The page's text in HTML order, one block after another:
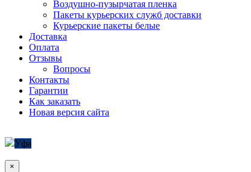
Воздушно-пузырчатая пленка
Пакеты курьерских служб доставки
Курьерские пакеты белые
Доставка
Оплата
Отзывы
Вопросы
Контакты
Гарантии
Как заказать
Новая версия сайта
Уфа
×